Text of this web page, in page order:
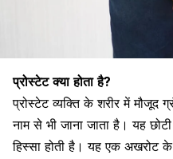
प्रोस्टेट क्या होता है?
प्रोस्टेटव्यक्ति के शरीर में मौजूद
नाम से भी जाना जाता है। यह छोटी
हिस्सा होती है। यह एक अखरोट के